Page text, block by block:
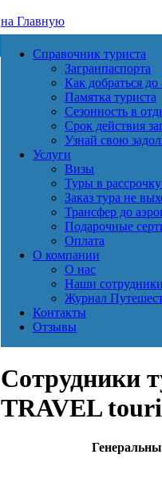
на Главную
Справочник туриста
Загранпаспорта
Как добраться до
Памятка туриста
Сезонность в
Срок действия
Узнай свою
Услуги
Визы
Туры в
Заказ тура не
Трансфер до
Подарочные
Оплата
О компании
О нас
Наши
Журнал
Контакты
Отзывы
Сотрудники
TRAVEL